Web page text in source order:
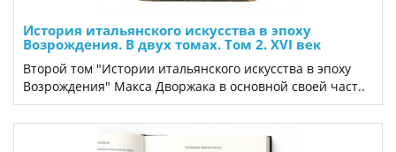
История итальянского искусства в эпоху
Возрождения. В двух томах. Том 2. XVI век
Второй том "Истории итальянского искусства в эпоху
Возрождения" Макса Дворжака в основной своей част..